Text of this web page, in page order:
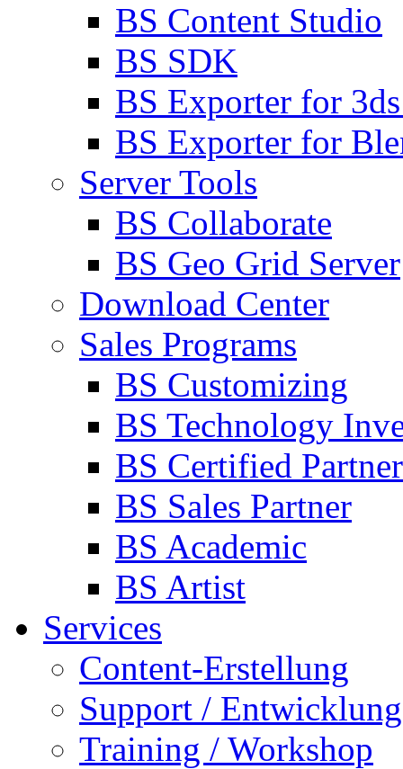
BS Content Studio
BS SDK
BS Exporter for
BS Exporter for
Server Tools
BS Collaborate
BS Geo Grid Server
Download Center
Sales Programs
BS Customizing
BS Technology
BS Certified Partner
BS Sales Partner
BS Academic
BS Artist
Services
Content-Erstellung
Support / Entwicklung
Training / Workshop